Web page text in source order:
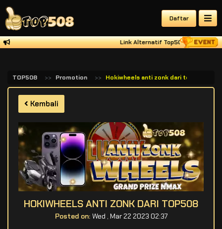
Daftar
Link Alternatif Top508 Tersedia Di
TOP508 Promotion Hokiwheels anti zonk dari top508
Kembali
HOKIWHEELS ANTI ZONK DARI TOP508
Posted on: Wed , Mar 22 2023 02:37